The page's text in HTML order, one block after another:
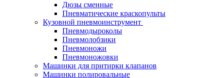
Дюзы сменные
Пневматические краскопульты
Кузовной пневмоинструмент
Пневмодыроколы
Пневмолобзики
Пневмоножи
Пневмоножовки
Машинки для притирки клапанов
Машинки полировальные